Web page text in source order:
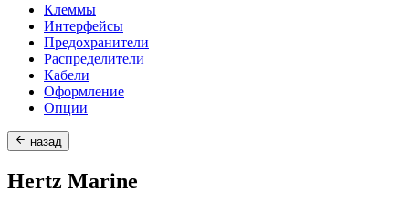
Клеммы
Интерфейсы
Предохранители
Распределители
Кабели
Оформление
Опции
назад
Hertz Marine